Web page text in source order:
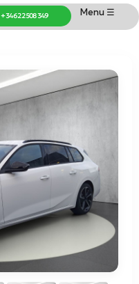
Menu ☰
+34 622 508 349